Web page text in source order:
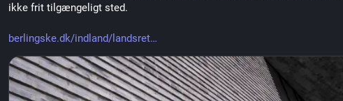
ikke frit tilgængeligt sted.
berlingske.dk/indland/landsret